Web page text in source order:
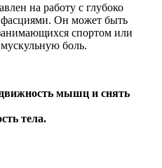
на работу с глубоко
Он может быть
спортом или
боль.
мышц и снять
тела.